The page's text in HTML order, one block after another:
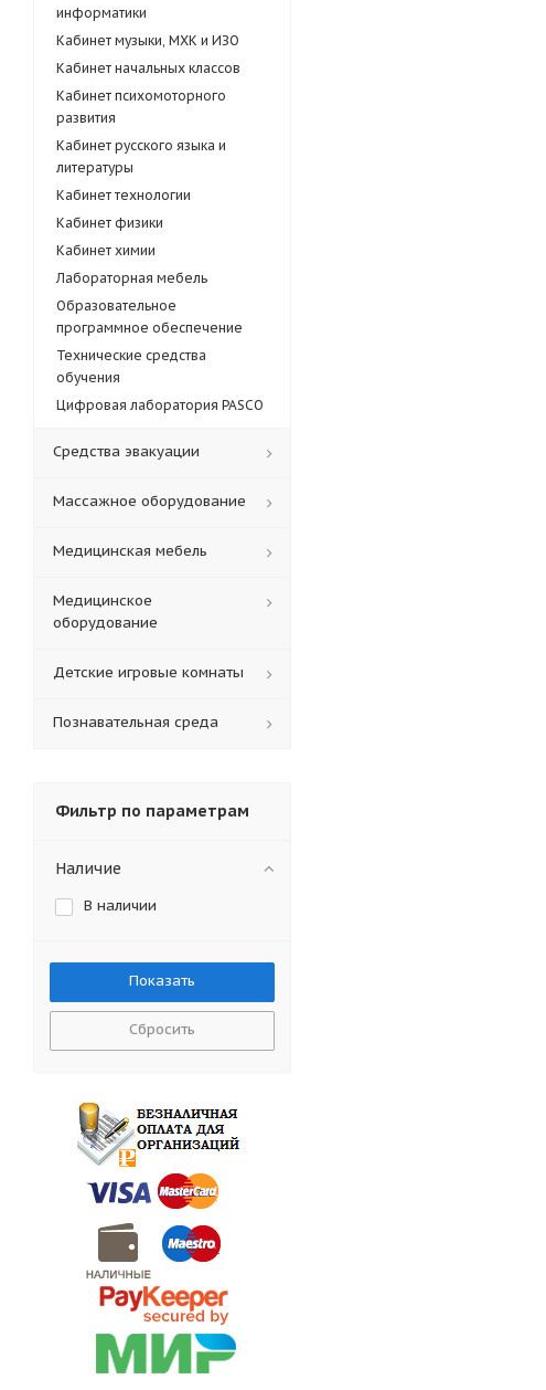
информатики
Кабинет музыки, МХК и ИЗО
Кабинет начальных классов
Кабинет психомоторного
развития
Кабинет русского языка и
литературы
Кабинет технологии
Кабинет физики
Кабинет химии
Лабораторная мебель
Образовательное
программное обеспечение
Технические средства
обучения
Цифровая лаборатория PASCO
Средства эвакуации
Массажное оборудование
Медицинская мебель
Медицинское
оборудование
Детские игровые комнаты
Познавательная среда
Фильтр по параметрам
Наличие
В наличии
Сбросить